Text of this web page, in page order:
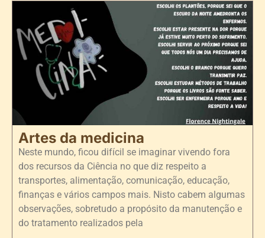
Artes da medicina
Neste mundo, ficou difícil se imaginar vivendo fora
dos recursos da Ciência no que diz respeito a
transportes, alimentação, comunicação, educação,
finanças e vários campos mais. Nisto cabem algumas
observações, sobretudo a propósito da manutenção e
do tratamento realizados pela